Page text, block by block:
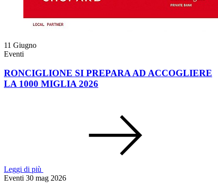
11 Giugno
Eventi
RONCIGLIONE SI PREPARA AD ACCOGLIERE
LA 1000 MIGLIA 2026
Leggi di più
Eventi 30 mag 2026